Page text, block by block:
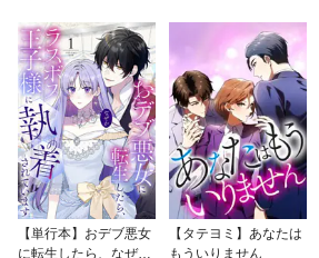
【単行本】おデブ悪女
に転生したら、なぜか
【タテヨミ】あなたは
もういりません